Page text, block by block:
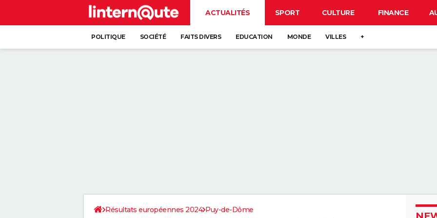
ACTUALITÉS SPORT CULTURE FINANCE
POLITIQUE SOCIÉTÉ FAITS DIVERS EDUCATION MONDE VILLES +
Résultats européennes 2024 Puy-de-Dôme